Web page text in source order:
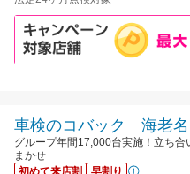
車検のコバック 海老
グループ年間17,000台実施！立ち
まかせ
初めて来店割
早割り